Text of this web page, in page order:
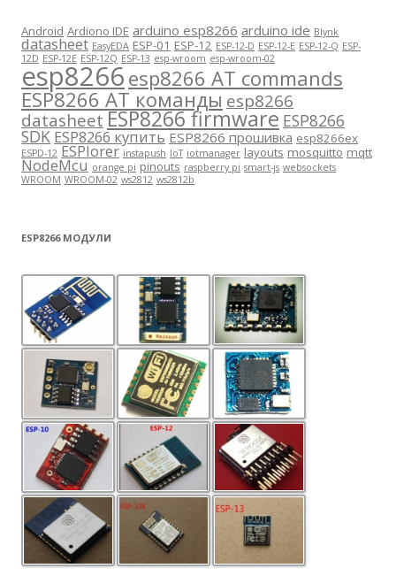
Android Ardiono IDE arduino esp8266 arduino ide Blynk
datasheet EasyEDA ESP-01 ESP-12 ESP-12-D ESP-12-E ESP-12-Q ESP-
12D ESP-12E ESP-12Q ESP-13 esp-wroom esp-wroom-02
esp8266 esp8266 AT commands
ESP8266 AT команды esp8266
datasheet ESP8266 firmware ESP8266
SDK ESP8266 купить ESP8266 прошивка esp8266ex
ESPD-12 ESPlorer instapush IoT iotmanager layouts mosquitto mqtt
NodeMcu orange pi pinouts raspberry pi smart-js websockets
WROOM WROOM-02 ws2812 ws2812b
ESP8266 МОДУЛИ